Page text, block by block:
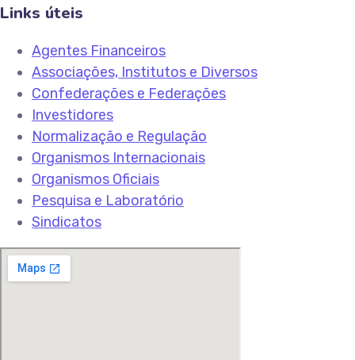
Links úteis
Agentes Financeiros
Associações, Institutos e Diversos
Confederações e Federações
Investidores
Normalização e Regulação
Organismos Internacionais
Organismos Oficiais
Pesquisa e Laboratório
Sindicatos